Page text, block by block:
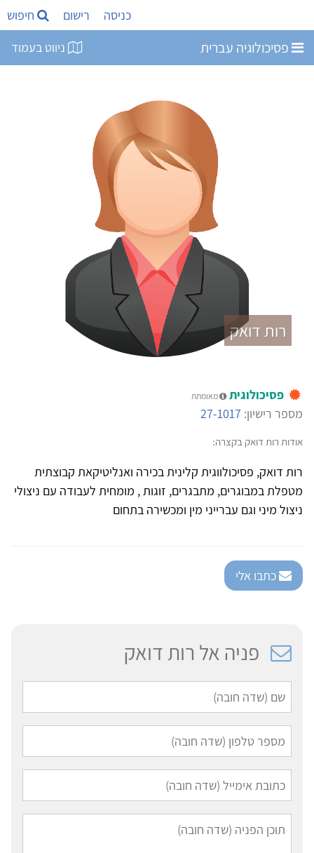
כניסה רישום חיפוש
פסיכולוגיה עברית ניווט בעמוד
רות דואק
פסיכולוגית מאומתת
מספר רישיון: 27-1017
אודות רות דואק בקצרה:
רות דואק, פסיכולווגית קלינית בכירה ואנליטיקאת קבוצתית
מטפלת במבוגרים, מתבגרים, זוגות , מומחית לעבודה עם ניצולי
ניצול מיני וגם עברייני מין ומכשירה בתחום
כתבו אלי
פניה אל רות דואק